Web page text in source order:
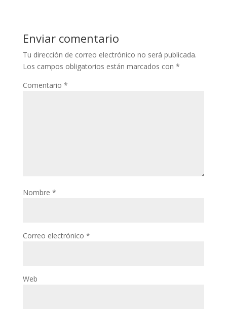
Enviar comentario
Tu dirección de correo electrónico no será publicada.
Los campos obligatorios están marcados con *
Comentario *
Nombre *
Correo electrónico *
Web